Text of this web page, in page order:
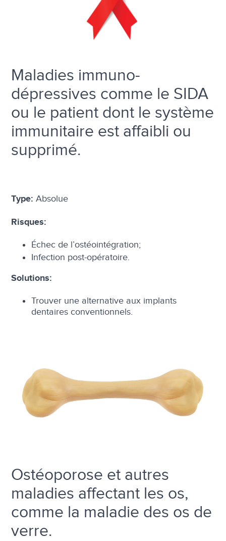
Maladies immuno-
dépressives comme le SIDA
ou le patient dont le système
immunitaire est affaibli ou
supprimé.
Type:Absolue
Risques:
Échec de l’ostéointégration;
Infection post-opératoire.
Solutions:
Trouver une alternative aux implants
dentaires conventionnels.
Ostéoporose et autres
maladies affectant les os,
comme la maladie des os de
verre.